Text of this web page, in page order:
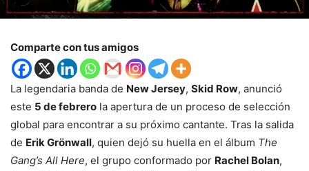
Comparte con tus amigos
La legendaria banda de New Jersey, Skid Row, anunció
este 5 de febrero la apertura de un proceso de selección
global para encontrar a su próximo cantante. Tras la salida
de Erik Grönwall, quien dejó su huella en el álbum The
Gang’s All Here, el grupo conformado por Rachel Bolan,